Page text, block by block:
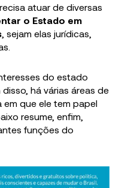
atuar de diversas
o Estado em
, sejam elas jurídicas,
do estado
há várias áreas de
que ele tem papel
resume, enfim,
funções do